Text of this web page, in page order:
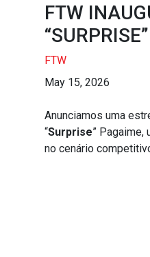
FTW
FTW
May 15, 2026
Anunciamos uma
“Surprise”
no cenário